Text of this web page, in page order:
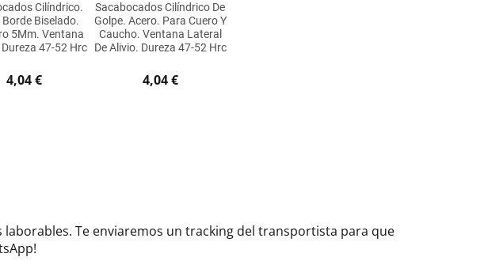
Cilíndrico.
Biselado.
5Mm. Ventana
47-52 Hrc
4,04 €
Sacabocados Cilíndrico De
Golpe. Acero. Para Cuero Y
Caucho. Ventana Lateral
De Alivio. Dureza 47-52 Hrc
4,04 €
Te enviaremos un tracking del transportista para que